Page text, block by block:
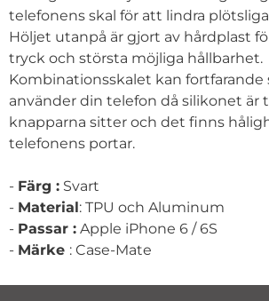
telefonens skal för att lindra
Höljet utanpå är gjort av hårdplast
tryck och största möjliga hållbarhet.
Kombinationsskalet kan fortfarande
använder din telefon då silikonet är
knapparna sitter och det finns
telefonens portar.
- Färg : Svart
- Material: TPU och Aluminum
- Passar : Apple iPhone 6 / 6S
- Märke : Case-Mate